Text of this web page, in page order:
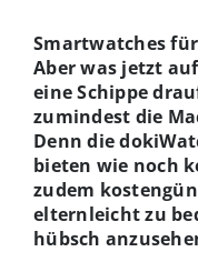
Smartwatches
Aber was jetzt
eine Schippe
zumindest die
Denn die
bieten wie noch
zudem
elternleicht zu
hübsch